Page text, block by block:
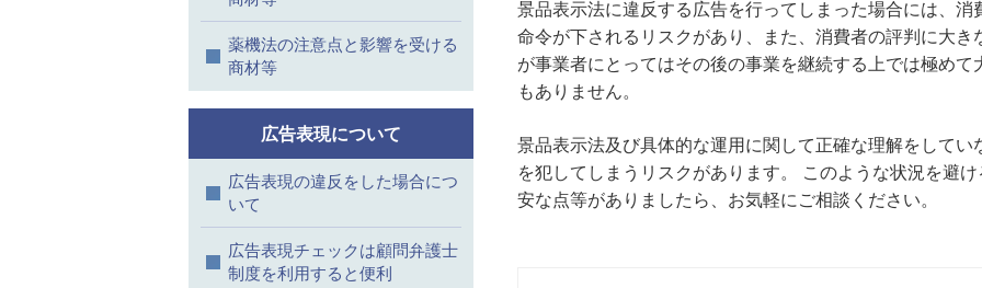
景品表示法に違反する広告を行ってしまった場合には、
命令が下されるリスクがあり、また、消費者の評判に大
が事業者にとってはその後の事業を継続する上では極め
もありません。
景品表示法及び具体的な運用に関して正確な理解をして
を犯してしまうリスクがあります。 このような状況を避
安な点等がありましたら、お気軽にご相談ください。
薬機法の注意点と影響を受ける
商材等
広告表現について
広告表現の違反をした場合につ
いて
広告表現チェックは顧問弁護士
制度を利用すると便利